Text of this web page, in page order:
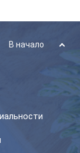
В начало